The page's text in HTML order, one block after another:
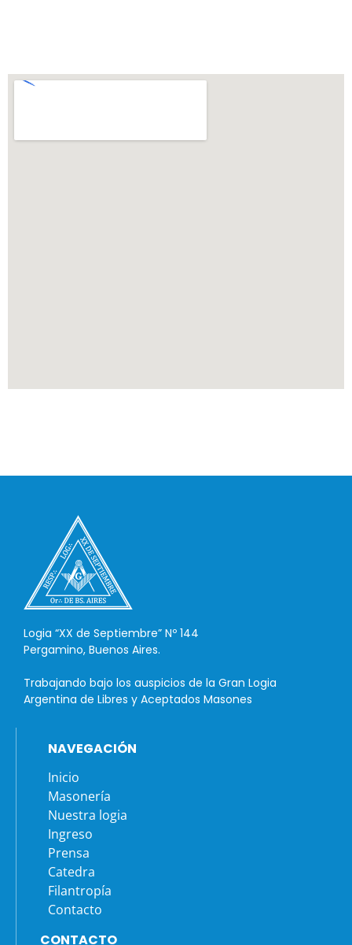
Logia “XX de Septiembre” Nº 144
Pergamino, Buenos Aires.
Trabajando bajo los auspicios de la Gran Logia
Argentina de Libres y Aceptados Masones
NAVEGACIÓN
Inicio
Masonería
Nuestra logia
Ingreso
Prensa
Catedra
Filantropía
Contacto
CONTACTO